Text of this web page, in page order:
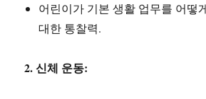
어린이가 기본 생활 업무를 어떻
대한 통찰력.
2. 신체 운동: